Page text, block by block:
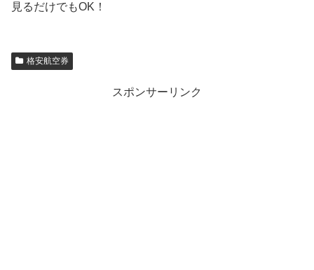
見るだけでもOK！
格安航空券
スポンサーリンク